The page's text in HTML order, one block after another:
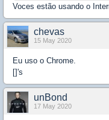
Voces estão usando o
chevas
15 May 2020
Eu uso o Chrome.
[]'s
unBond
17 May 2020